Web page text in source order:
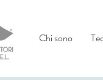
Chi sono